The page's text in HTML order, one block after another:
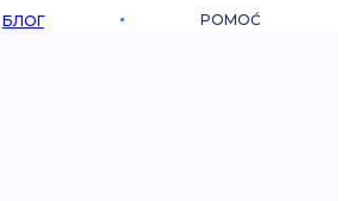
БЛОГ POMOĆ